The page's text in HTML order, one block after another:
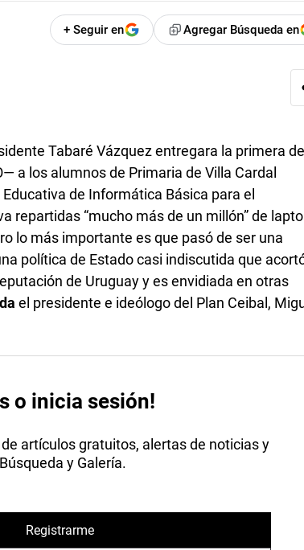
+ Seguir en Agregar Búsqueda en
Tabaré Vázquez entregara la primera
a los alumnos de Primaria de Villa Cardal
de Informática Básica para el
repartidas “mucho más de un millón” de
lo más importante es que pasó de ser una
política de Estado casi indiscutida que
de Uruguay y es envidiada en otras
el presidente e ideólogo del Plan Ceibal,
o inicia sesión!
artículos gratuitos, alertas de noticias y
y Galería.
Registrarme